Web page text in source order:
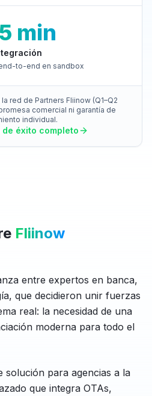
min
to-end en sandbox
red de Partners Fliinow (Q1–Q2
comercial ni garantía de
individual.
éxito completo
Fliinow
entre expertos en banca,
que decidieron unir fuerzas
real: la necesidad de una
moderna para todo el
solución para agencias a la
que integra OTAs,